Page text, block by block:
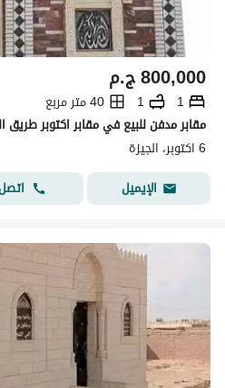
ج.م800,000
1
1
40 متر مربع
مقابر مدفن للبيع في مقابر اكتوبر طريق
6 اكتوبر، الجيزة
الإيميل